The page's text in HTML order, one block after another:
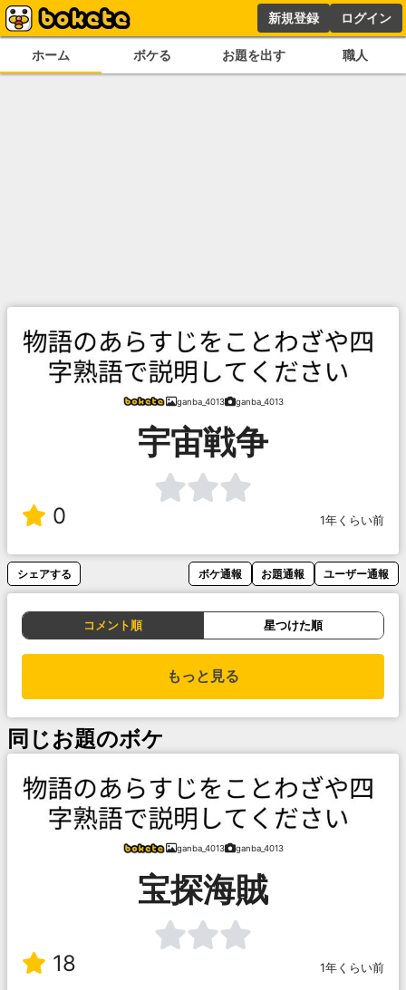
新規登録 ログイン
ホーム ボケる お題を出す 職人
ganba_4013 ganba_4013
宇宙戦争
0 1年くらい前
シェアする ボケ通報 お題通報 ユーザー通報
コメント順 星つけた順
もっと見る
同じお題のボケ
ganba_4013 ganba_4013
宝探海賊
18 1年くらい前